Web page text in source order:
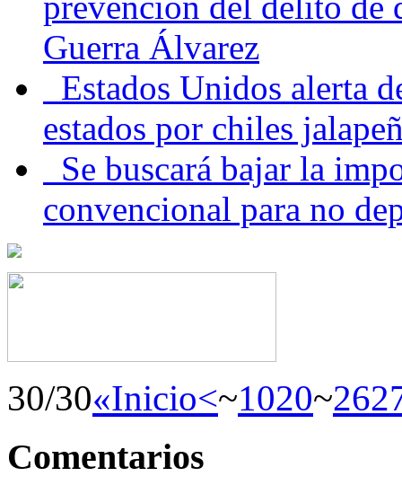
Guerra Álvarez
Estados Unidos alerta
estados por chiles
Se buscará bajar la
convencional para no
30/30«Inicio<~1020~26
Comentarios